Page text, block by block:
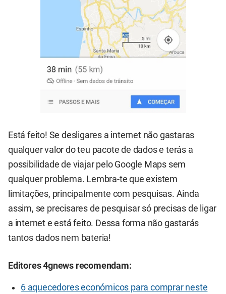
Está feito! Se desligares a internet não gastaras
qualquer valor do teu pacote de dados e terás a
possibilidade de viajar pelo Google Maps sem
qualquer problema. Lembra-te que existem
limitações, principalmente com pesquisas. Ainda
assim, se precisares de pesquisar só precisas de ligar
a internet e está feito. Dessa forma não gastarás
tantos dados nem bateria!
Editores 4gnews recomendam:
6 aquecedores económicos para comprar neste